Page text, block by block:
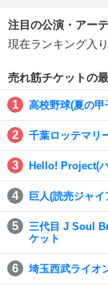
注目の公演・アー
現在ランキング入
売れ筋チケットの
高校野球(夏の甲
千葉ロッテマリ
Hello! Project(
巨人(読売ジャ
三代目 J Soul
ケット
埼玉西武ライオ